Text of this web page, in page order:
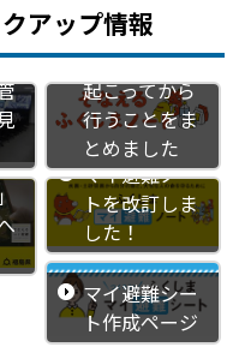
アップ情報
災害に対する
備えや災害が
起こってから
行うことをま
とめました
マイ避難ノー
トを改訂しま
した！
マイ避難シー
ト作成ページ